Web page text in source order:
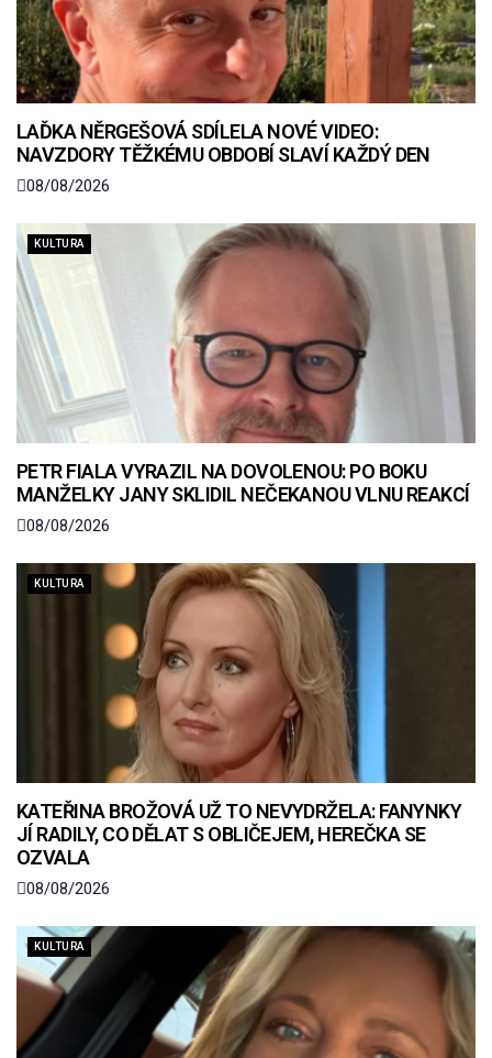
LAĎKA NĚRGEŠOVÁ SDÍLELA NOVÉ VIDEO:
NAVZDORY TĚŽKÉMU OBDOBÍ SLAVÍ KAŽDÝ DEN
08/08/2026
KULTURA
PETR FIALA VYRAZIL NA DOVOLENOU: PO BOKU
MANŽELKY JANY SKLIDIL NEČEKANOU VLNU REAKCÍ
08/08/2026
KULTURA
KATEŘINA BROŽOVÁ UŽ TO NEVYDRŽELA: FANYNKY
JÍ RADILY, CO DĚLAT S OBLIČEJEM, HEREČKA SE
OZVALA
08/08/2026
KULTURA